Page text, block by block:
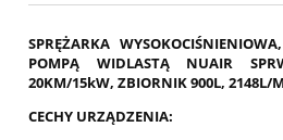
SPRĘŻARKA
POMPĄ WIDLASTĄ NUAIR
20KM/15kW, ZBIORNIK 900L, 2148L/
CECHY URZĄDZENIA: